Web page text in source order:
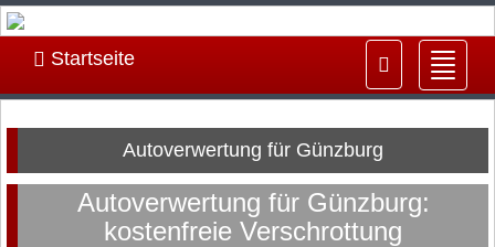
ein-/
Startseite
Autoverwertung für Günzburg
Autoverwertung für Günzburg:
kostenfreie Verschrottung